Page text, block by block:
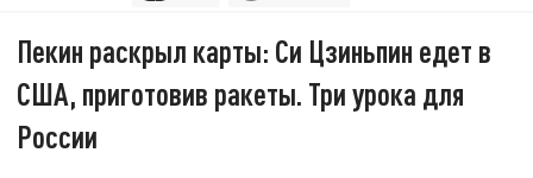
Пекин раскрыл карты: Си Цзиньпин едет в
США, приготовив ракеты. Три урока для
России